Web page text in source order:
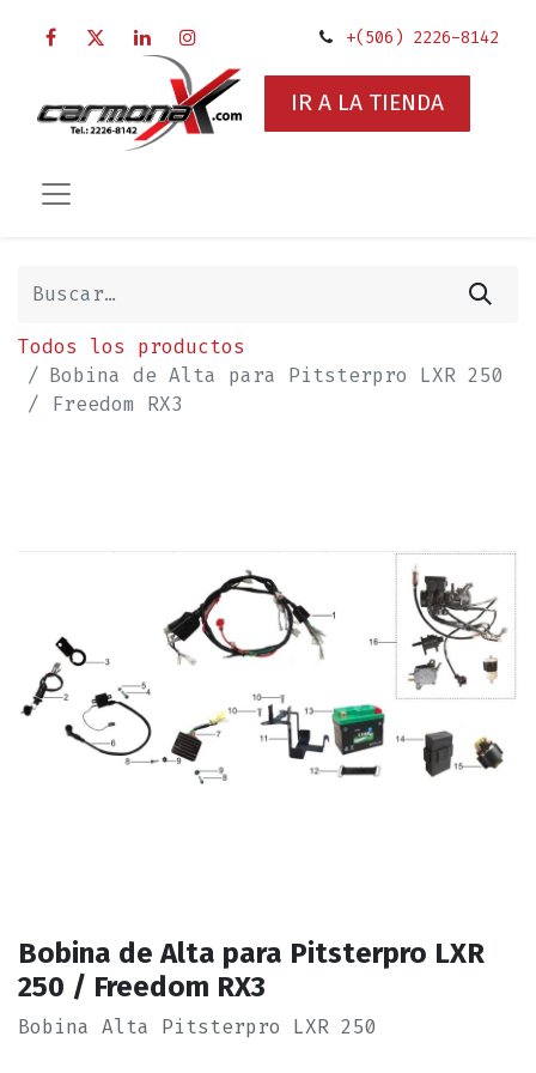
+(506) 2226-8142
IR A LA TIENDA
Todos los productos
Bobina de Alta para Pitsterpro LXR 250
/ Freedom RX3
Bobina de Alta para Pitsterpro LXR
250 / Freedom RX3
Bobina Alta Pitsterpro LXR 250